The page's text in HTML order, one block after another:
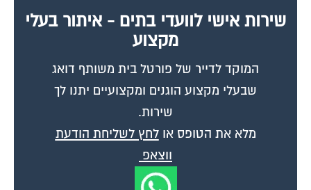
שירות אישי לוועדי בתים - איתור בעלי
מקצוע
המוקד לדייר של פורטל בית משותף דואג
שבעלי מקצוע הוגנים ומקצועיים יתנו לך
שירות.
מלא את הטופס אולחץ לשליחת הודעת
ווצאפ